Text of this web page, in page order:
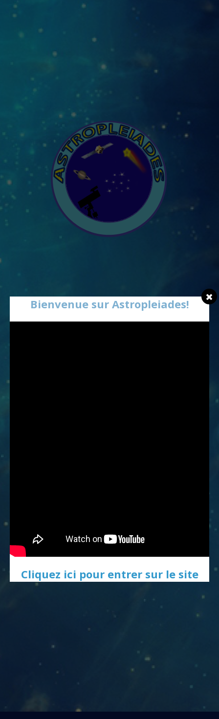
Bienvenue sur Astropleiades!
Cliquez ici pour entrer sur le site